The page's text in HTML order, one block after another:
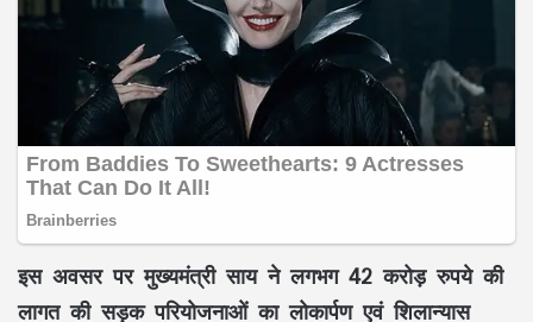
इस अवसर पर मुख्यमंत्रीसायने लगभग42 करोड़ रुपयेकी
लागत कीसड़क परियोजनाओंकालोकार्पण एवं शिलान्यास